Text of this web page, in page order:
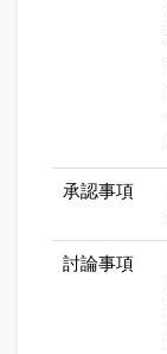
承認事項
討論事項